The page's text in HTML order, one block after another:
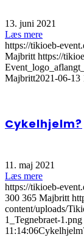
13. juni 2021
Læs mere
https://tikioeb-
Majbritt https://
Majbritt2021-06-13
Cykelhjelm?
11. maj 2021
Læs mere
https://tikioeb-
300 365 Majbritt
content/uploads/
1_Tegnebraet-1.png
11:14:06